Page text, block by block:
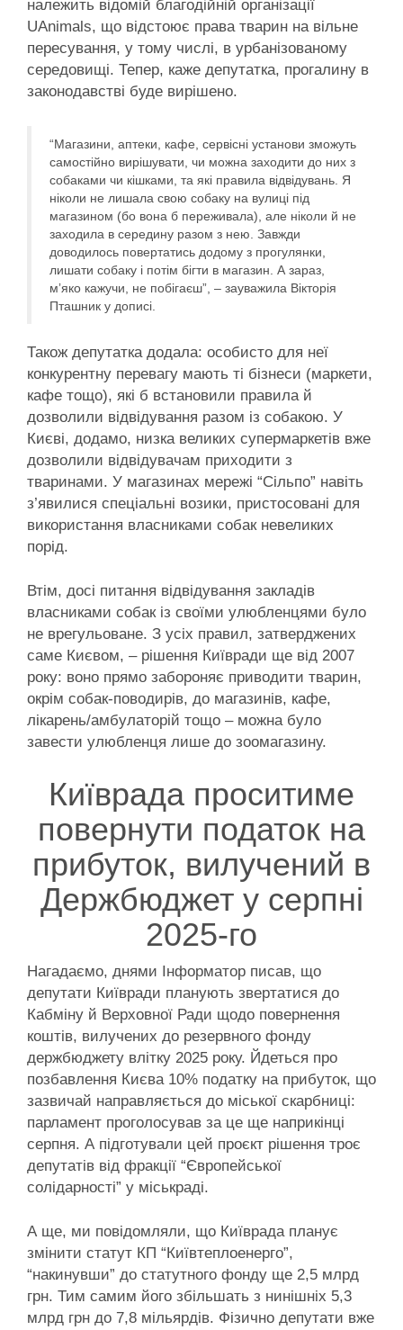
належить відомій благодійній організації
UAnimals, що відстоює права тварин на вільне
пересування, у тому числі, в урбанізованому
середовищі. Тепер, каже депутатка, прогалину в
законодавстві буде вирішено.
“Магазини, аптеки, кафе, сервісні установи зможуть
самостійно вирішувати, чи можна заходити до них з
собаками чи кішками, та які правила відвідувань. Я
ніколи не лишала свою собаку на вулиці під
магазином (бо вона б переживала), але ніколи й не
заходила в середину разом з нею. Завжди
доводилось повертатись додому з прогулянки,
лишати собаку і потім бігти в магазин. А зараз,
мʼяко кажучи, не побігаєш”, – зауважила Вікторія
Пташник у дописі.
Також депутатка додала: особисто для неї
конкурентну перевагу мають ті бізнеси (маркети,
кафе тощо), які б встановили правила й
дозволили відвідування разом із собакою. У
Києві, додамо, низка великих супермаркетів вже
дозволили відвідувачам приходити з
тваринами. У магазинах мережі “Сільпо” навіть
з’явилися спеціальні возики, пристосовані для
використання власниками собак невеликих
порід.
Втім, досі питання відвідування закладів
власниками собак із своїми улюбленцями було
не врегульоване. З усіх правил, затверджених
саме Києвом, – рішення Київради ще від 2007
року: воно прямо забороняє приводити тварин,
окрім собак-поводирів, до магазинів, кафе,
лікарень/амбулаторій тощо – можна було
завести улюбленця лише до зоомагазину.
Київрада проситиме
повернути податок на
прибуток, вилучений в
Держбюджет у серпні
2025-го
Нагадаємо, днями Інформатор писав, що
депутати Київради планують звертатися до
Кабміну й Верховної Ради щодо повернення
коштів, вилучених до резервного фонду
держбюджету влітку 2025 року. Йдеться про
позбавлення Києва 10% податку на прибуток, що
зазвичай направляється до міської скарбниці:
парламент проголосував за це ще наприкінці
серпня. А підготували цей проєкт рішення троє
депутатів від фракції “Європейської
солідарності” у міськраді.
А ще, ми повідомляли, що Київрада планує
змінити статут КП “Київтеплоенерго”,
“накинувши” до статутного фонду ще 2,5 млрд
грн. Тим самим його збільшать з нинішніх 5,3
млрд грн до 7,8 мільярдів. Фізично депутати вже